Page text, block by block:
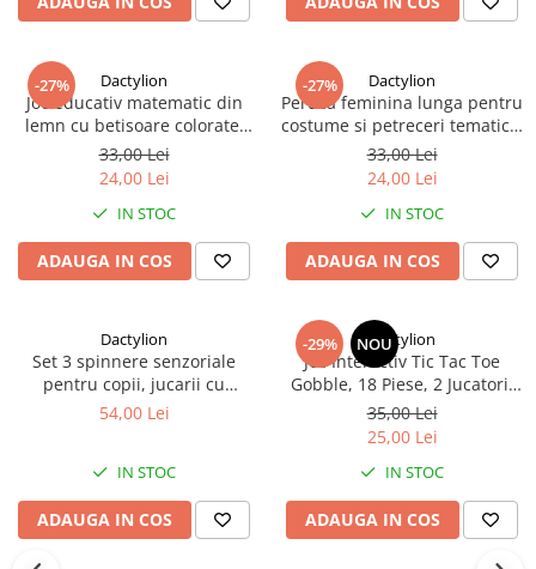
-27% Dactylion
Joc educativ matematic din
lemn cu betisoare colorate,
numere si simboluri, 72 piese
pentru invatare interactiva
33,00 Lei
24,00 Lei
IN STOC
ADAUGA IN COS
-27% Dactylion
Peruca feminina lunga pentru
costume si petreceri tematice,
doua codite impletite, par
sintetic negru, 55 cm
33,00 Lei
24,00 Lei
IN STOC
ADAUGA IN COS
Dactylion
Set 3 spinnere senzoriale
pentru copii, jucarii cu
ventuza pentru baie, masa si
54,00 Lei
IN STOC
ADAUGA IN COS
-29% NOU
Dactylion
Joc Interactiv Tic Tac Toe
Gobble, 18 Piese, 2 Jucatori,
Joc Educativ de Strategie si
Logica pentru Copii +3 Ani,
21.5 x 4 x 10 cm,
Albastru/Rosu
35,00 Lei
25,00 Lei
IN STOC
ADAUGA IN COS